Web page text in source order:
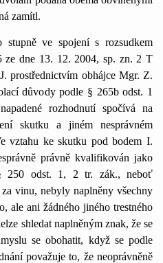
zamítl.
stupně ve spojení s rozsudkem
ze dne 13. 12. 2004, sp. zn. 2 T
prostřednictvím obhájce Mgr. Z.
důvody podle § 265b odst. 1
rozhodnutí spočívá na
skutku a jiném nesprávném
vztahu ke skutku pod bodem I.
právně kvalifikován jako
250 odst. 1, 2 tr. zák., neboť
vinu, nebyly naplněny všechny
ale ani žádného jiného trestného
shledat naplněným znak, že se
se obohatit, když se podle
považuje to, že neoprávněně